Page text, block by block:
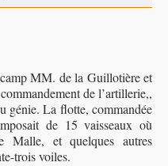
MM. de la Guillotière et
de l’artillerie,,
génie. La flotte, commandée
de 15 vaisseaux où
Malle, et quelques autres
trois voiles.